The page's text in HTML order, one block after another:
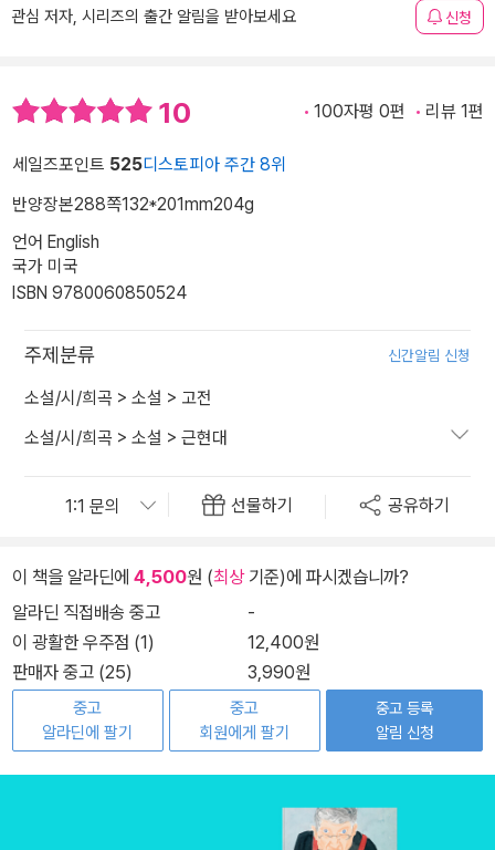
관심 저자, 시리즈의 출간 알림을 받아보세요 신청
10 100자평 0편 리뷰 1편
세일즈포인트 525디스토피아 주간 8위
반양장본288쪽132*201mm204g
언어 English
국가 미국
ISBN 9780060850524
주제분류 신간알림 신청
소설/시/희곡 > 소설 > 고전
소설/시/희곡 > 소설 > 근현대
선물하기 공유하기
이 책을 알라딘에 4,500원 (최상기준)에 파시겠습니까?
알라딘 직접배송 중고
-
이 광활한 우주점 (1)
12,400원
판매자 중고 (25)
3,990원
중고
알라딘에 팔기
중고
회원에게 팔기
중고 등록
알림 신청